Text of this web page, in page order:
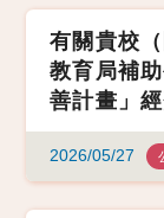
有關貴校
教育局補
善計畫」
2026/05/27